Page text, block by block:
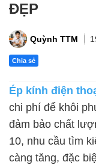
Thay
Màn
Thay
Pin
ĐẸP
Quỳnh TTM
Chia sẻ
Ép kính điện
chi phí để khôi
đảm bảo chất
10, nhu cầu tìm
càng tăng, đặc